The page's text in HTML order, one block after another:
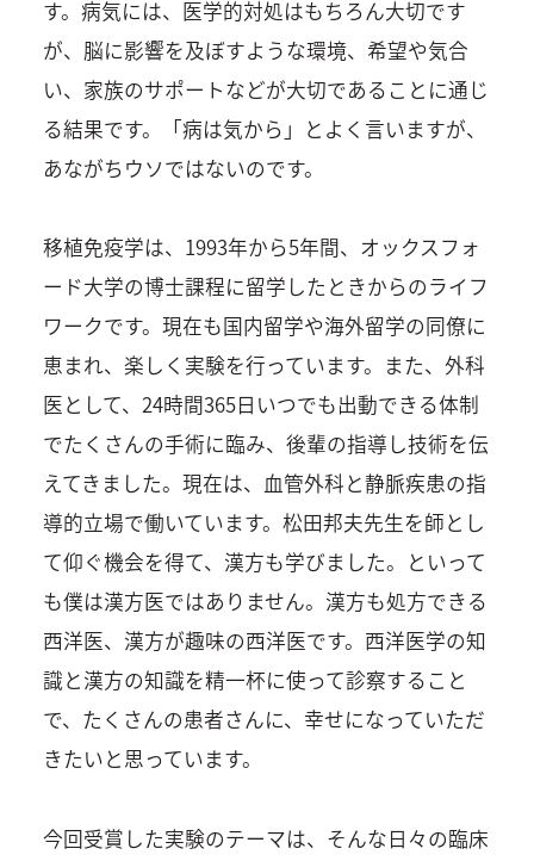
す。病気には、医学的対処はもちろん大切です
が、脳に影響を及ぼすような環境、希望や気合
い、家族のサポートなどが大切であることに通じ
る結果です。「病は気から」とよく言いますが、
あながちウソではないのです。
移植免疫学は、1993年から5年間、オックスフォ
ード大学の博士課程に留学したときからのライフ
ワークです。現在も国内留学や海外留学の同僚に
恵まれ、楽しく実験を行っています。また、外科
医として、24時間365日いつでも出動できる体制
でたくさんの手術に臨み、後輩の指導し技術を伝
えてきました。現在は、血管外科と静脈疾患の指
導的立場で働いています。松田邦夫先生を師とし
て仰ぐ機会を得て、漢方も学びました。といって
も僕は漢方医ではありません。漢方も処方できる
西洋医、漢方が趣味の西洋医です。西洋医学の知
識と漢方の知識を精一杯に使って診察すること
で、たくさんの患者さんに、幸せになっていただ
きたいと思っています。
今回受賞した実験のテーマは、そんな日々の臨床